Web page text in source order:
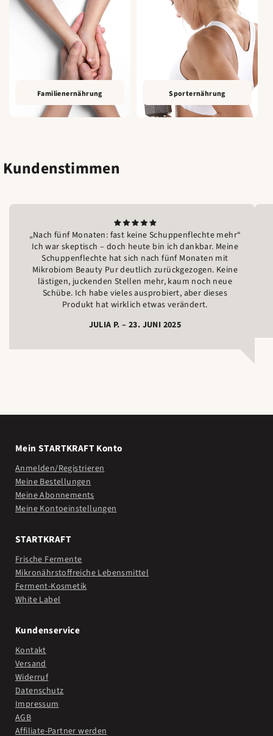
Familienernährung Sporternährung
Kundenstimmen
„Nach fünf Monaten: fast keine Schuppenflechte mehr“
Ich war skeptisch – doch heute bin ich dankbar. Meine
Schuppenflechte hat sich nach fünf Monaten mit
Mikrobiom Beauty Pur deutlich zurückgezogen. Keine
lästigen, juckenden Stellen mehr, kaum noch neue
Schübe. Ich habe vieles ausprobiert, aber dieses
Produkt hat wirklich etwas verändert.
JULIA P. – 23. JUNI 2025
Mein STARTKRAFT Konto
Anmelden/Registrieren
Meine Bestellungen
Meine Abonnements
Meine Kontoeinstellungen
STARTKRAFT
Frische Fermente
Mikronährstoffreiche Lebensmittel
Ferment-Kosmetik
White Label
Kundenservice
Kontakt
Versand
Widerruf
Datenschutz
Impressum
AGB
Affiliate-Partner werden